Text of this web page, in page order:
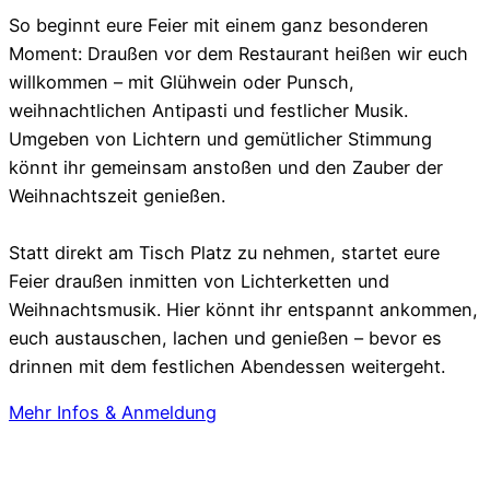
So beginnt eure Feier mit einem ganz besonderen
Moment: Draußen vor dem Restaurant heißen wir euch
willkommen – mit Glühwein oder Punsch,
weihnachtlichen Antipasti und festlicher Musik.
Umgeben von Lichtern und gemütlicher Stimmung
könnt ihr gemeinsam anstoßen und den Zauber der
Weihnachtszeit genießen.
Statt direkt am Tisch Platz zu nehmen, startet eure
Feier draußen inmitten von Lichterketten und
Weihnachtsmusik. Hier könnt ihr entspannt ankommen,
euch austauschen, lachen und genießen – bevor es
drinnen mit dem festlichen Abendessen weitergeht.
Mehr Infos & Anmeldung